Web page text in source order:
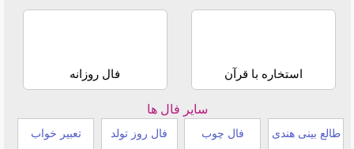
استخاره با قرآن فال روزانه
سایر فال ها
طالع بینی هندی فال چوب فال روز تولد تعبیر خواب